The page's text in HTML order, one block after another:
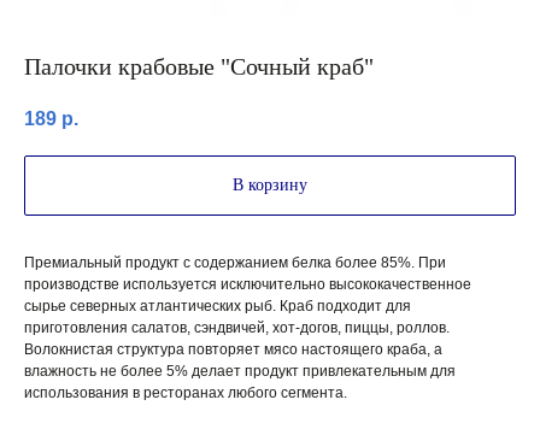
Палочки крабовые "Сочный краб"
189 р.
В корзину
Премиальный продукт с содержанием белка более 85%. При
производстве используется исключительно высококачественное
сырье северных атлантических рыб. Краб подходит для
приготовления салатов, сэндвичей, хот-догов, пиццы, роллов.
Волокнистая структура повторяет мясо настоящего краба, а
влажность не более 5% делает продукт привлекательным для
использования в ресторанах любого сегмента.